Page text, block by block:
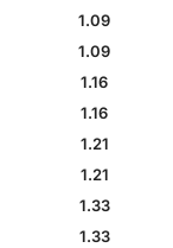
1.09
1.09
1.16
1.16
1.21
1.21
1.33
1.33